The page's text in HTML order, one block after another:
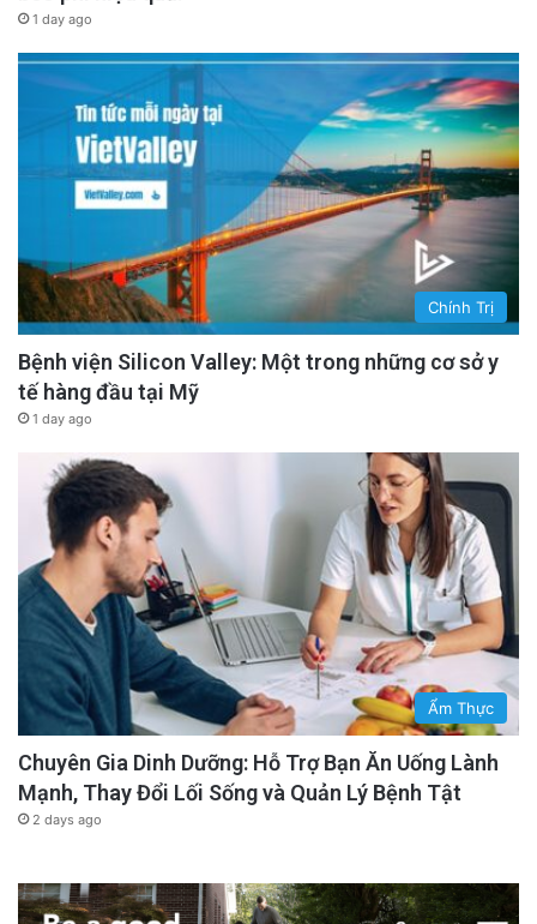
1 day ago
Chính Trị
Bệnh viện Silicon Valley: Một trong những cơ sở y
tế hàng đầu tại Mỹ
1 day ago
Ẩm Thực
Chuyên Gia Dinh Dưỡng: Hỗ Trợ Bạn Ăn Uống Lành
Mạnh, Thay Đổi Lối Sống và Quản Lý Bệnh Tật
2 days ago